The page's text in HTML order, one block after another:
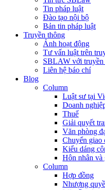
Tin pháp luật
Đào tạo nội bộ
Bản tin pháp luật
Truyền thông
Ảnh hoạt động
Tư vấn luật trên
SBLAW với truyền
Liên hệ báo chí
Blog
Column
Luật sư tại
Doanh
Thuế
Giải quyết
Văn phòng
Chuyển giao
Kiểu dáng
Hôn nhân và
Column
Hợp đồng
Nhượng